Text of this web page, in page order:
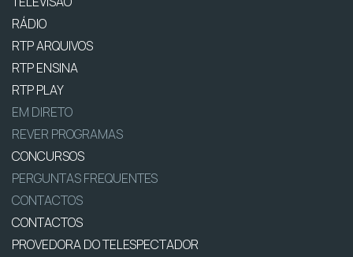
RÁDIO
RTP ARQUIVOS
RTP ENSINA
RTP PLAY
EM DIRETO
REVER PROGRAMAS
CONCURSOS
PERGUNTAS FREQUENTES
CONTACTOS
CONTACTOS
PROVEDORA DO TELESPECTADOR